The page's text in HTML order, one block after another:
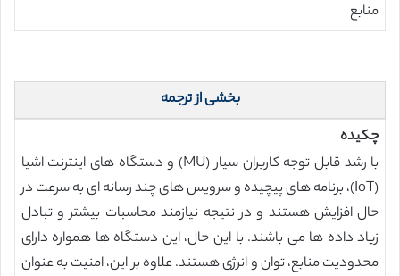
منابع
بخشی از ترجمه
چکیده
با رشد قابل توجه کاربران سیار (MU) و دستگاه های اینترنت اشیا
(IoT)، برنامه های پیچیده و سرویس های چند رسانه ای به سرعت در
حال افزایش هستند و در نتیجه نیازمند محاسبات بیشتر و تبادل
زیاد داده ها می باشند. با این حال، این دستگاه ها همواره دارای
محدودیت منابع، توان و انرژی هستند. علاوه بر این، امنیت به عنوان